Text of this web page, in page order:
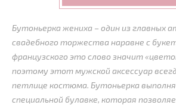
Бутоньерка жениха – один из главных
свадебного торжества наравне с
французского это слово значит
поэтому этот мужской аксессуар
петлице костюма. Бутоньерка
специальной булавке, которая